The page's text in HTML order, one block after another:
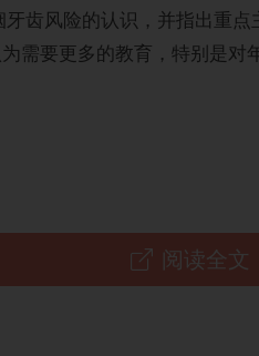
齿风险的认识，并指出重
需要更多的教育，特别是
阅读全文